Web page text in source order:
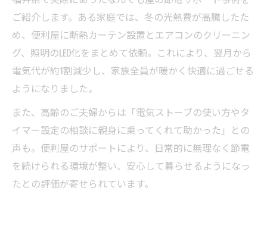
ご紹介します。ある家庭では、冬の光熱費が高騰したた
め、便利屋に断熱カーテン設置とエアコンのクリーニン
グ、照明のLED化をまとめて依頼。これにより、翌月から
電気代が約1割減少し、家族全員が暖かく快適に過ごせる
ようになりました。
また、高齢のご夫婦からは「電気ストーブの使い方やタ
イマー設定の相談に親身に乗ってくれて助かった」との
声も。便利屋のサポートにより、日常的に無理なく節電
を続けられる環境が整い、安心して暮らせるようになっ
たとの評価が寄せられています。